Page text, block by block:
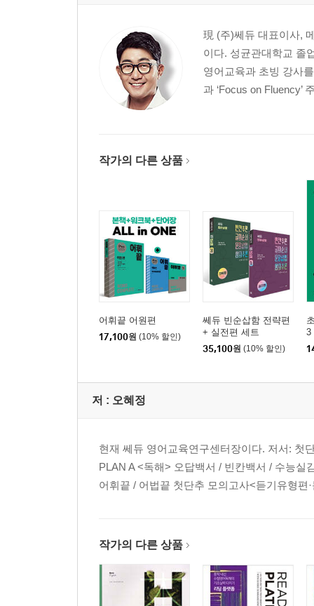
現 (주)쎄듀 대표이사,
이다. 성균관대학교 졸
영어교육과 초빙 강사
과 ‘Focus on Fluency’
작가의 다른 상품
어휘끝 어원편
17,100원 (10% 할인)
쎄듀 빈순삽함 전략편
+ 실전편 세트
35,100원 (10% 할인)
3
저 : 오혜정
현재 쎄듀 영어교육연구센터장이다. 저서: 첫
PLAN A <독해> 오답백서 / 빈칸백서 / 수능실
어휘끝 / 어법끝 첫단추 모의고사<듣기유형편
작가의 다른 상품